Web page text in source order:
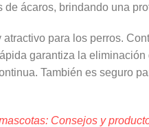
ácaros, brindando una
para los perros.
garantiza la
También es seguro
Consejos y